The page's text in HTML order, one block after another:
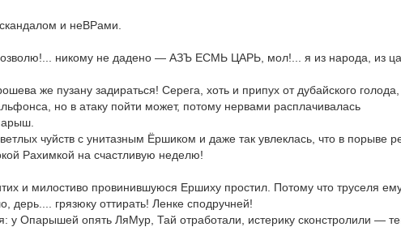
и неВРами.
никому не дадено — АЗЪ ЕСМЬ ЦАРЬ, мол!... я из народа, из
же пузану задираться! Серега, хоть и припух от дубайского голода,
но в атаку пойти может, потому нервами расплачивалась
чуйств с унитазным Ёршиком и даже так увлеклась, что в порыве
Рахимкой на счастливую неделю!
и милостиво провинившуюся Ершиху простил. Потому что труселя
дерь.... грязюку оттирать! Ленке сподручней!
у Опарышей опять ЛяМур, Тай отработали, истерику сконстролили —